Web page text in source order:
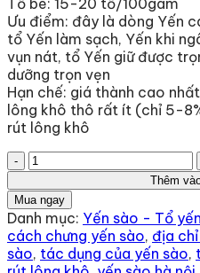
Ưu điểm: đây là dòng Yến
tổ Yến làm sạch, Yến khi
vụn nát, tổ Yến giữ được
dưỡng trọn vẹn
Hạn chế: giá thành cao
lông khô thô rất ít (chỉ 5-
rút lông khô
Tổ
Yến
Rút
Lông
Khô
Siêu
Sợi
Thêm
Mua ngay
Danh mục: Yến sào - Tổ yến
cách chưng yến sào, địa
sào, tác dụng của yến sào,